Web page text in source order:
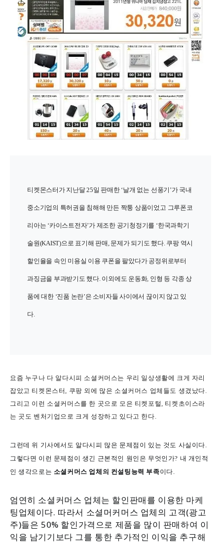
티켓몬스터가 지난달 25일 판매한 ‘날개 없는 선풍기’가 국내
중소기업의 특허권을 침해해 만든 짝퉁 상품이었고 그루폰코
리아는 ‘카이스트전자’가 제조한 공기청정기를 ‘한국과학기
술원(KAIST)으로 표기해 판매, 문제가 되기도 했다. 쿠팡 역시
할인율을 속인 미용실 이용 쿠폰을 팔았다가 공정위로부터
과징금을 부과받기도 했다. 이외에도 운동화, 인형 등 각종 상
품에 대한 ‘진품 논란’은 소비자들 사이에서 끊이지 않고 있
다.
요즘 누구나 다 알다시피 소셜커머스는 우리 일상생활에 크게 자리
잡았고 티켓몬스터, 쿠팡 외에 많은 소셜커머스 업체들도 생겼났다.
그리고 이런 소셜커머스를 한 곳으로 모은 티켓포털, 티켓초이스라
는 곳도 벤처기업으로 크게 성장하고 있다고 한다.
그런데 위 기사에서도 알다시피 많은 문제점이 있는 것도 사실이다.
그렇다면 이런 문제점이 생긴 근본적인 원인은 무엇인가? 내 개인적
인 생각으로는 소셜커머스 업체의 컨설팅능력 부족이다.
엄연히 소셜커머스 업체는 할인판매를 이용한 마케
팅업체이다. 따라서 소셜머커머스 업체의 고객(광고
주)들은 50% 할인가격으로 제품을 많이 판매하여 이
익을 남기기보다 그를 통한 추가적인 이익을 추구해